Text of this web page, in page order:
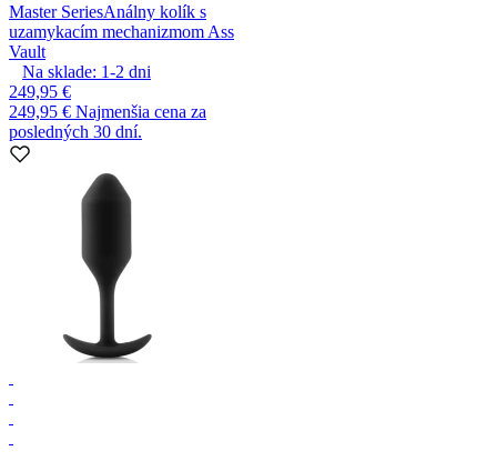
Master SeriesAnálny kolík s
uzamykacím mechanizmom Ass
Vault
Na sklade: 1-2 dni
249,95 €
249,95 € Najmenšia cena za
posledných 30 dní.